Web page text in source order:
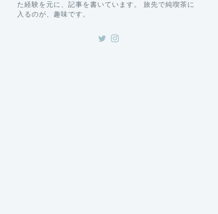
た経験を元に、記事を書いています。 旅先で純喫茶に
入るのが、趣味です。